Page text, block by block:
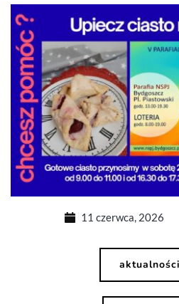
11 czerwca, 2026
aktualności